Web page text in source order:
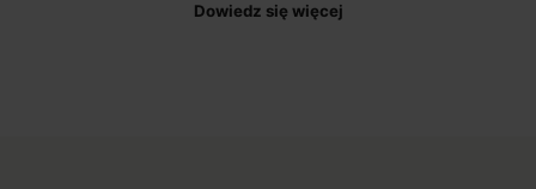
Dowiedz się więcej